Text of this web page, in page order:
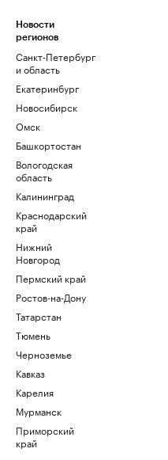
Новости
регионов
Санкт-Петербург
и область
Екатеринбург
Новосибирск
Омск
Башкортостан
Вологодская
область
Калининград
Краснодарский
край
Нижний
Новгород
Пермский край
Ростов-на-Дону
Татарстан
Тюмень
Черноземье
Кавказ
Карелия
Мурманск
Приморский
край